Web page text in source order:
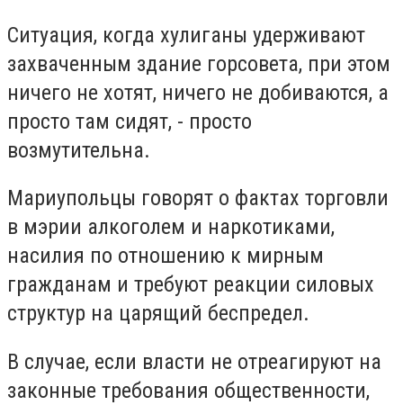
Ситуация, когда хулиганы удерживают
захваченным здание горсовета, при этом
ничего не хотят, ничего не добиваются, а
просто там сидят, - просто
возмутительна.
Мариупольцы говорят о фактах торговли
в мэрии алкоголем и наркотиками,
насилия по отношению к мирным
гражданам и требуют реакции силовых
структур на царящий беспредел.
В случае, если власти не отреагируют на
законные требования общественности,